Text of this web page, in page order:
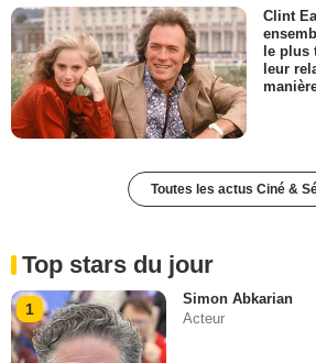
Clint
le plus
leur
Toutes les actus Ciné &
Top stars du jour
1
Simon Abkarian
Acteur